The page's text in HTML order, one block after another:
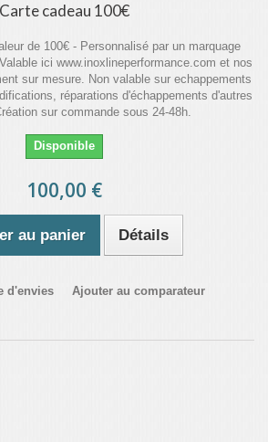
Carte cadeau 100€
de 100€ - Personnalisé par un marquage
ici www.inoxlineperformance.com et nos
sur mesure. Non valable sur echappements
réparations d'échappements d'autres
sur commande sous 24-48h.
Disponible
100,00 €
au panier Détails
d'envies Ajouter au comparateur